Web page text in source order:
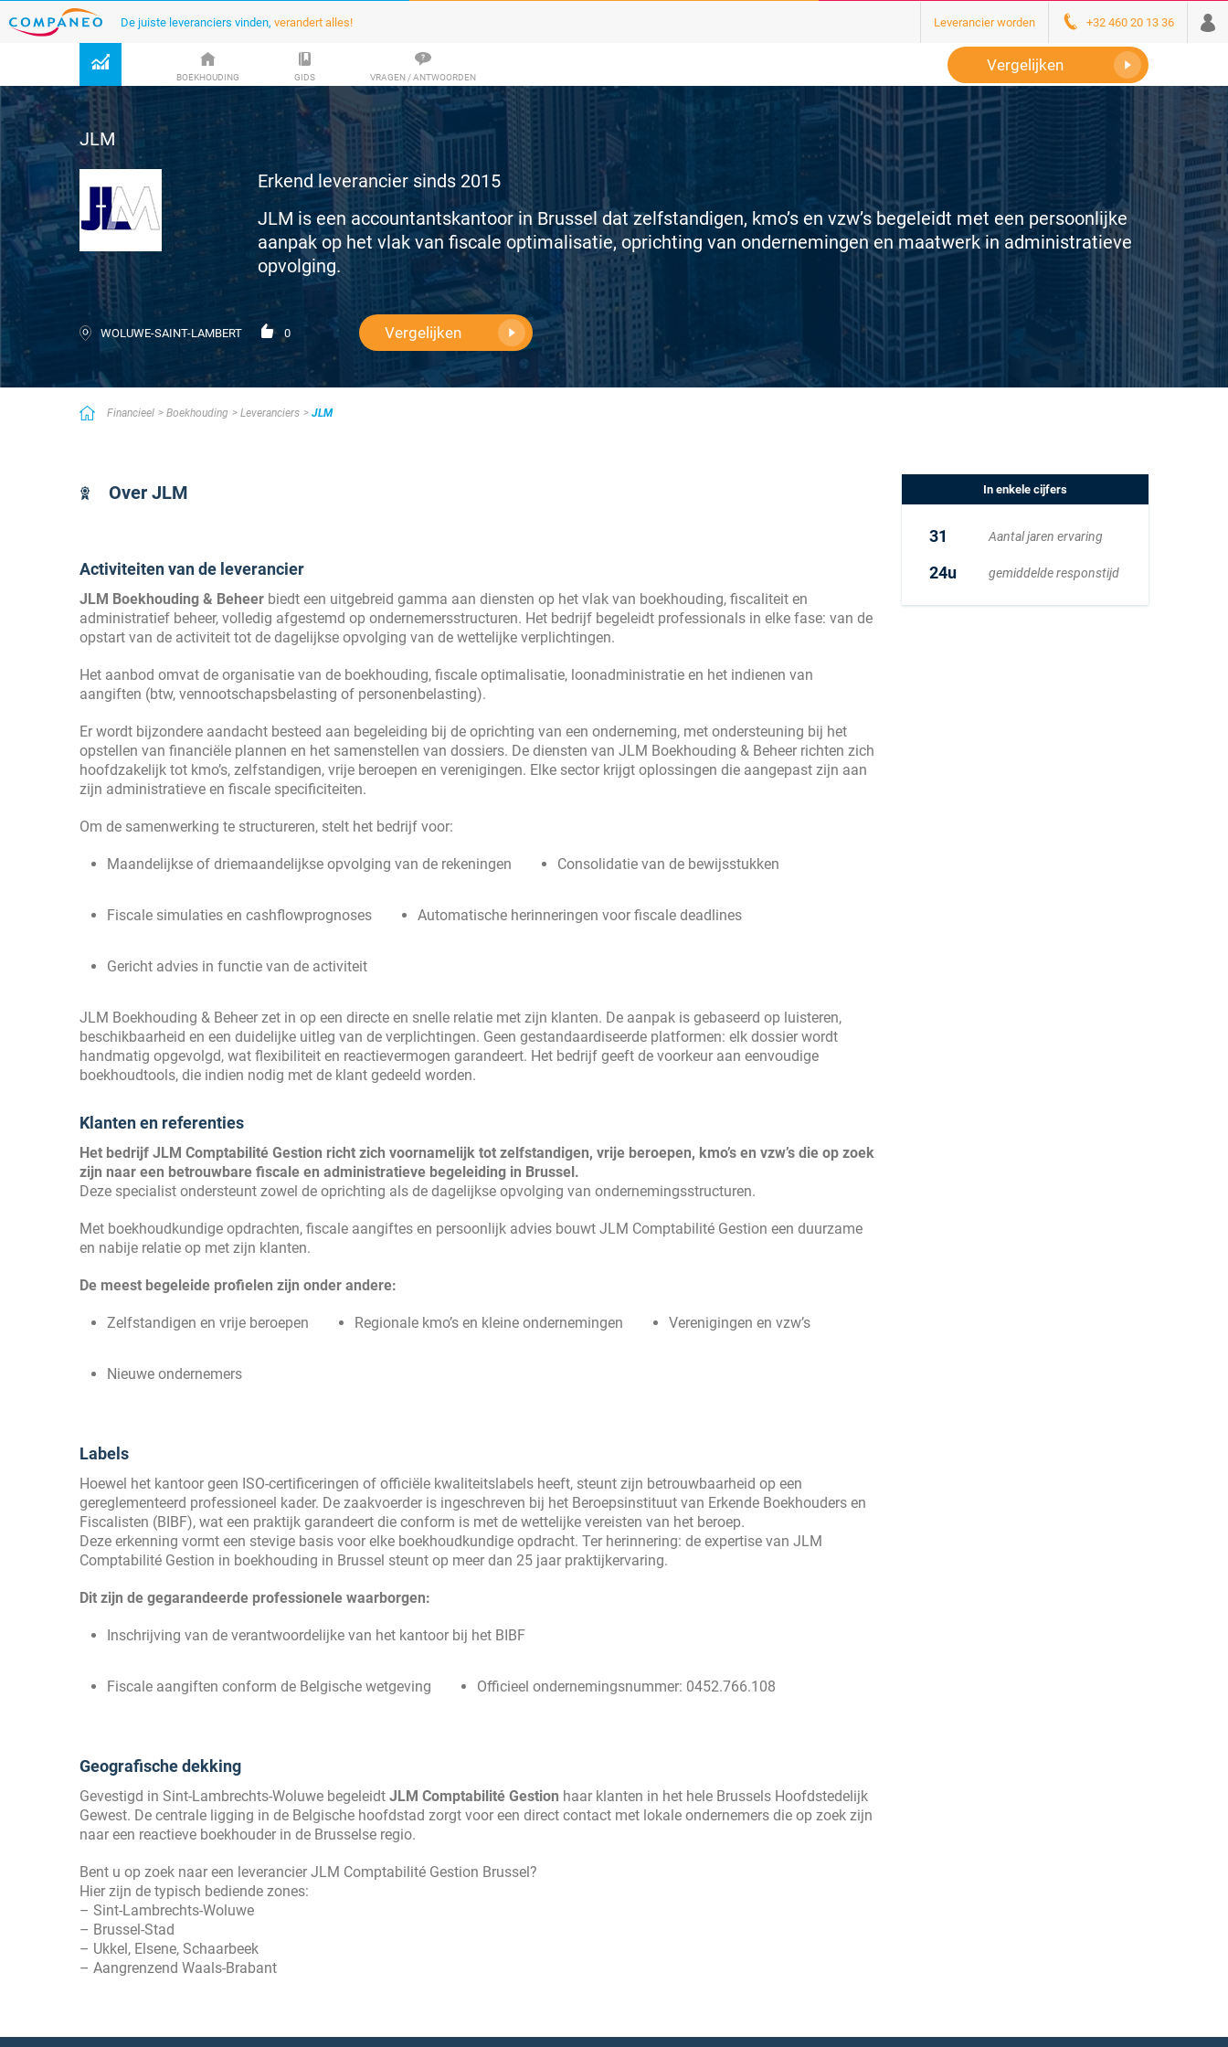
De juiste leveranciers vinden, verandert alles! Leverancier worden +32 460 20 13 36
BOEKHOUDING GIDS VRAGEN / ANTWOORDEN
Vergelijken
JLM
Erkend leverancier sinds 2015
JLM is een accountantskantoor in Brussel dat zelfstandigen, kmo’s en vzw’s begeleidt met een persoonlijke
aanpak op het vlak van fiscale optimalisatie, oprichting van ondernemingen en maatwerk in administratieve
opvolging.
WOLUWE-SAINT-LAMBERT 0 Vergelijken
Financieel Boekhouding Leveranciers JLM
Over JLM
Activiteiten van de leverancier
JLM Boekhouding & Beheer biedt een uitgebreid gamma aan diensten op het vlak van boekhouding, fiscaliteit en
administratief beheer, volledig afgestemd op ondernemersstructuren. Het bedrijf begeleidt professionals in elke fase: van de
opstart van de activiteit tot de dagelijkse opvolging van de wettelijke verplichtingen.
Het aanbod omvat de organisatie van de boekhouding, fiscale optimalisatie, loonadministratie en het indienen van
aangiften (btw, vennootschapsbelasting of personenbelasting).
Er wordt bijzondere aandacht besteed aan begeleiding bij de oprichting van een onderneming, met ondersteuning bij het
opstellen van financiële plannen en het samenstellen van dossiers. De diensten van JLM Boekhouding & Beheer richten zich
hoofdzakelijk tot kmo’s, zelfstandigen, vrije beroepen en verenigingen. Elke sector krijgt oplossingen die aangepast zijn aan
zijn administratieve en fiscale specificiteiten.
Om de samenwerking te structureren, stelt het bedrijf voor:
Maandelijkse of driemaandelijkse opvolging van de rekeningen Consolidatie van de bewijsstukken
Fiscale simulaties en cashflowprognoses Automatische herinneringen voor fiscale deadlines
Gericht advies in functie van de activiteit
JLM Boekhouding & Beheer zet in op een directe en snelle relatie met zijn klanten. De aanpak is gebaseerd op luisteren,
beschikbaarheid en een duidelijke uitleg van de verplichtingen. Geen gestandaardiseerde platformen: elk dossier wordt
handmatig opgevolgd, wat flexibiliteit en reactievermogen garandeert. Het bedrijf geeft de voorkeur aan eenvoudige
boekhoudtools, die indien nodig met de klant gedeeld worden.
Klanten en referenties
Het bedrijf JLM Comptabilité Gestion richt zich voornamelijk tot zelfstandigen, vrije beroepen, kmo’s en vzw’s die op zoek
zijn naar een betrouwbare fiscale en administratieve begeleiding in Brussel.
Deze specialist ondersteunt zowel de oprichting als de dagelijkse opvolging van ondernemingsstructuren.
Met boekhoudkundige opdrachten, fiscale aangiftes en persoonlijk advies bouwt JLM Comptabilité Gestion een duurzame
en nabije relatie op met zijn klanten.
De meest begeleide profielen zijn onder andere:
Zelfstandigen en vrije beroepen Regionale kmo’s en kleine ondernemingen Verenigingen en vzw’s
Nieuwe ondernemers
Labels
Hoewel het kantoor geen ISO-certificeringen of officiële kwaliteitslabels heeft, steunt zijn betrouwbaarheid op een
gereglementeerd professioneel kader. De zaakvoerder is ingeschreven bij het Beroepsinstituut van Erkende Boekhouders en
Fiscalisten (BIBF), wat een praktijk garandeert die conform is met de wettelijke vereisten van het beroep.
Deze erkenning vormt een stevige basis voor elke boekhoudkundige opdracht. Ter herinnering: de expertise van JLM
Comptabilité Gestion in boekhouding in Brussel steunt op meer dan 25 jaar praktijkervaring.
Dit zijn de gegarandeerde professionele waarborgen:
Inschrijving van de verantwoordelijke van het kantoor bij het BIBF
Fiscale aangiften conform de Belgische wetgeving Officieel ondernemingsnummer: 0452.766.108
Geografische dekking
Gevestigd in Sint-Lambrechts-Woluwe begeleidt JLM Comptabilité Gestion haar klanten in het hele Brussels Hoofdstedelijk
Gewest. De centrale ligging in de Belgische hoofdstad zorgt voor een direct contact met lokale ondernemers die op zoek zijn
naar een reactieve boekhouder in de Brusselse regio.
Bent u op zoek naar een leverancier JLM Comptabilité Gestion Brussel?
Hier zijn de typisch bediende zones:
– Sint-Lambrechts-Woluwe
– Brussel-Stad
– Ukkel, Elsene, Schaarbeek
– Aangrenzend Waals-Brabant
In enkele cijfers
31 Aantal jaren ervaring
24u gemiddelde responstijd